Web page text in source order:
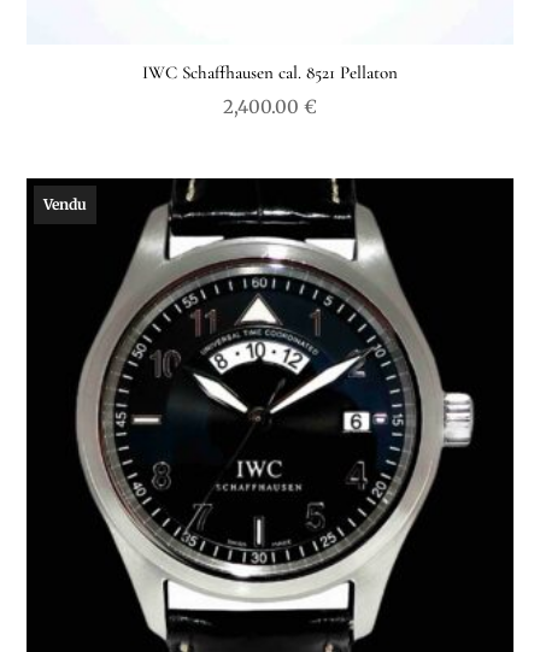
IWC Schaffhausen cal. 8521 Pellaton
2,400.00 €
Vendu